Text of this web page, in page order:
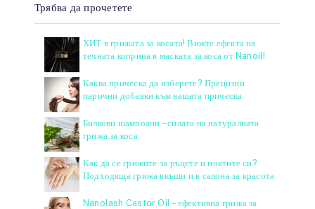
Трябва да прочетете
ХИТ в грижата за косата! Вижте ефекта на
течната коприна в маската за коса от Nanoil!
Каква прическа да изберете? Прецизни
парични добавки към вашата прическа
Билкови шампоани – силата на натуралната
грижа за коса
Как да се грижите за ръцете и ноктите си?
Подходяща грижа вкъщи и в салона за красота
Nanolash Castor Oil – ефективна грижа за